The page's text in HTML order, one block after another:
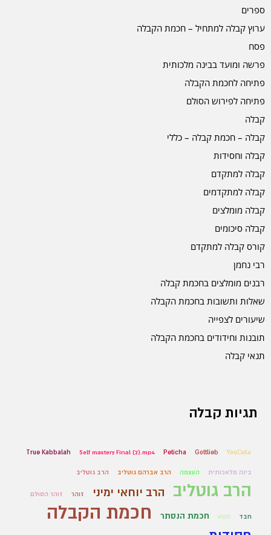
ספרים
ערוץ קבלה למתחיל – חכמת הקבלה
פסח
פרשה ומועד בבינה מלכותית
פתיחה לחכמת הקבלה
פתיחה לפירוש הסולם
קבלה
קבלה – חכמת קבלה – כללי
קבלה וחסידות
קבלה למתקדם
קבלה למתקדמים
קבלה מומלצים
קבלה סיכומים
קורס קבלה למתקדם
רבי נחמן
רבנים מומלצים בחכמת קבלה
שאלות ותשובות בחכמת הקבלה
שיעורים לצפייה
תובנות וחידודים בחכמת הקבלה
תנאי קבלה
תגיות קבלה
#YouCut
Gottlieb
Peticha
Self mastery Final (2).mp4
True Kabbalah
בינה מלאכותית העצמה הרב אברהם גוטליב הרב גוטליב
הרב גוטליב הרב יוחאי ימיני זוהר זוהר הסולם
חבד חטא חכמת הנסתר חכמת הקבלה